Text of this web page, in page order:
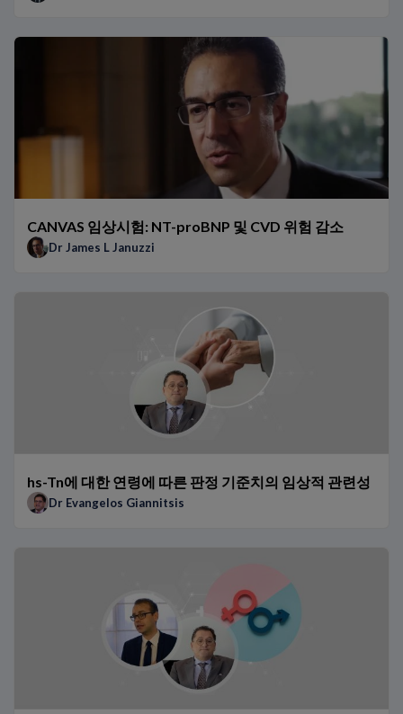
CANVAS 임상시험: NT-proBNP 및 CVD 위험 감소
Dr James L Januzzi
hs-Tn에 대한 연령에 따른 판정 기준치의 임상적 관련성
Dr Evangelos Giannitsis